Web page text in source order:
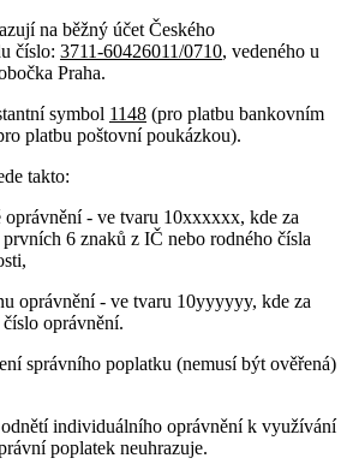
na běžný účet Českého
číslo: 3711-60426011/0710, vedeného u
Praha.
symbol 1148 (pro platbu bankovním
platbu poštovní poukázkou).
takto:
oprávnění - ve tvaru 10xxxxxx, kde za
6 znaků z IČ nebo rodného čísla
oprávnění - ve tvaru 10yyyyyy, kde za
oprávnění.
správního poplatku (nemusí být ověřená)
individuálního oprávnění k využívání
poplatek neuhrazuje.